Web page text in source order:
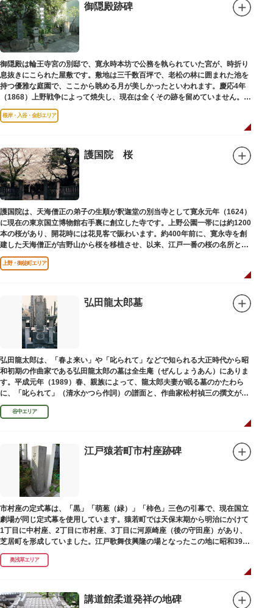
御隠殿跡碑
御隠殿は輪王寺宮の別邸で、寛永時本坊で公務を執られていた宮が、時折り
息抜きにこられた屋敷です。敷地は三千数百坪で、老松の林に囲まれた池を
持つ優雅な庭園で、ここから眺める月が美しかったといわれます。慶応4年
（1868）上野戦争によって焼失し、現在は全くその跡を留めていません。根
岸薬師堂（ねぎしやくしどう）にあります。
根岸・入谷・金杉エリア
護国院 桜
護国院は、天海僧正の弟子の生順が釈迦堂の別当寺として寛永元年（1624）
に現在の東京国立博物館右手裏に創立した寺です。上野公園一帯には約1200
本の桜があり、開花時には花見客で賑わいます。約400年前に、寛永寺を創
建した天海僧正が吉野山から桜を移植させ、以来、江戸一番の桜の名所とし
て今日に及んでいます。
上野・御徒町エリア
弘田龍太郎墓
弘田龍太郎は、「春よ来い」や「叱られて」などで知られる大正時代から昭
和初期の作曲家である弘田龍太郎の墓は全生庵（ぜんしょうあん）にありま
す。平成元年（1989）春、親族によって、龍太郎夫妻が眠る墓のかたわら
に、「叱られて」（清水かつら作詞）の譜面と、作曲家松村禎三の撰文が浮
き彫りされる碑が建立されました。
谷中エリア
江戸猿若町市村座跡碑
市村座の定式幕は、「黒」「萌葱（緑）」「柿色」三色の引幕で、現在国立
劇場が同じ定式幕を使用しています。猿若町では天保末期から明治にかけて
1丁目に中村座、2丁目に市村座、3丁目に河原崎座（後の守田座）があり、
芝居町を形成していました。江戸歌舞伎興隆の場となったこの地に昭和39年
（1964）に跡碑が建てられました。
奥浅草エリア
講道館柔道発祥の地碑